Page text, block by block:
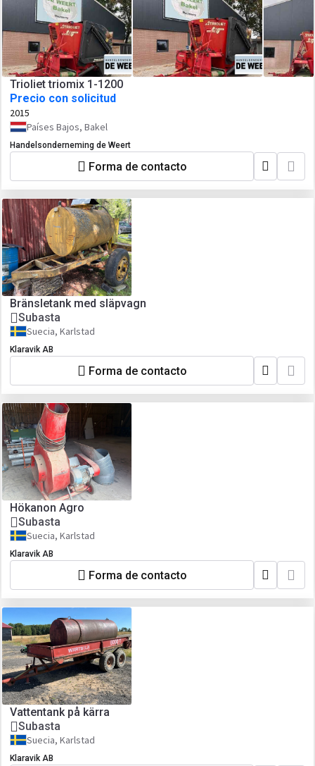
Trioliet triomix 1-1200
Precio con solicitud
2015
Países Bajos, Bakel
Handelsonderneming de Weert
Forma de contacto
Bränsletank med släpvagn
Subasta
Suecia, Karlstad
Klaravik AB
Forma de contacto
Hökanon Agro
Subasta
Suecia, Karlstad
Klaravik AB
Forma de contacto
Vattentank på kärra
Subasta
Suecia, Karlstad
Klaravik AB